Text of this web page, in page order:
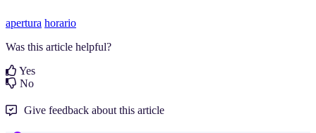
apertura horario
Was this article helpful?
Yes
No
Give feedback about this article